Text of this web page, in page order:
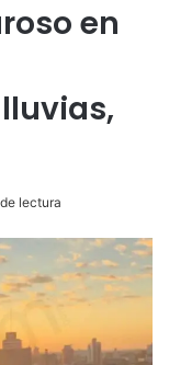
en
lectura